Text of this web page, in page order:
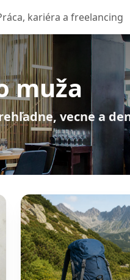
kariéra a freelancing
muža
vecne a